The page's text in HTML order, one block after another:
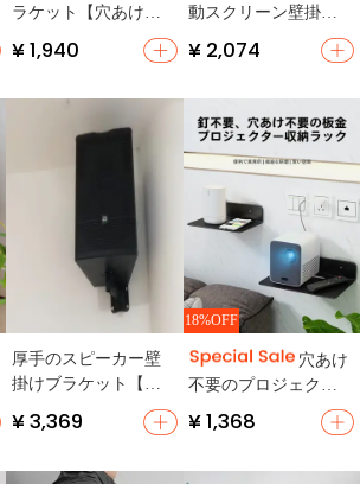
ラケット【穴あけ不
要・家庭用・壁掛け
対応・調整可能】
¥ 1,940
動スクリーン壁掛け
用L型ブラケット【調
整可能・プロジェク
¥ 2,074
厚手のスピーカー壁
掛けブラケット【プ
ロ用・投影機対応・K
TV用】
¥ 3,369
18%OFF
穴あけ
不要のプロジェクタ
ー用壁掛け棚【ベッ
ドサイド・空中設
¥ 1,368